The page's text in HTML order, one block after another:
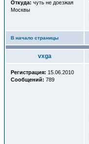
Откуда: чуть не доезжая
Москвы
В начало страницы
vxga
Регистрация: 15.06.2010
Сообщений: 789